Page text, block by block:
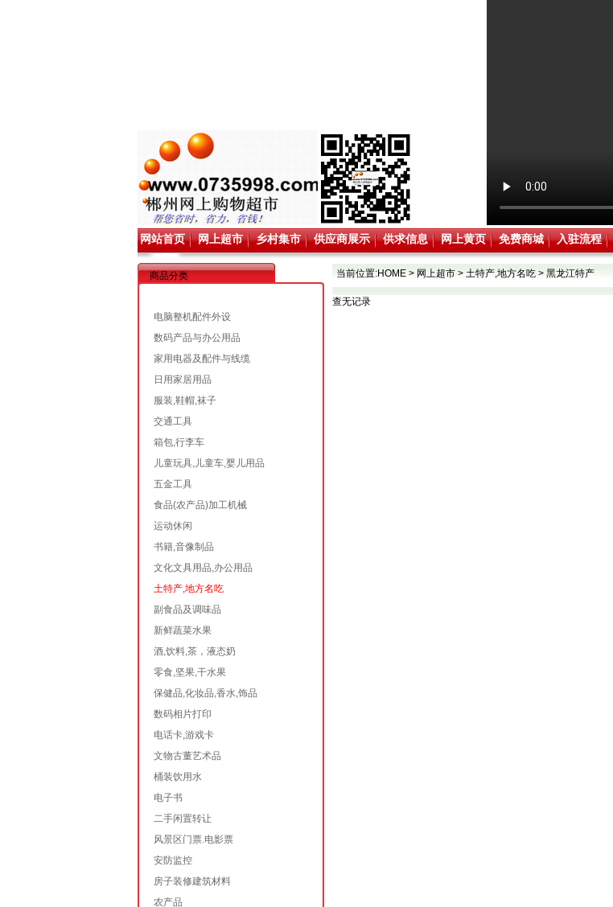
网站首页 网上超市 乡村集市 供应商展示 供求信息 网上黄页 免费商城 入驻流程
商品分类
电脑整机配件外设
数码产品与办公用品
家用电器及配件与线缆
日用家居用品
服装,鞋帽,袜子
交通工具
箱包,行李车
儿童玩具,儿童车,婴儿用品
五金工具
食品(农产品)加工机械
运动休闲
书籍,音像制品
文化文具用品,办公用品
土特产,地方名吃
副食品及调味品
新鲜蔬菜水果
酒,饮料,茶，液态奶
零食,坚果,干水果
保健品,化妆品,香水,饰品
数码相片打印
电话卡,游戏卡
文物古董艺术品
桶装饮用水
电子书
二手闲置转让
风景区门票.电影票
安防监控
房子装修建筑材料
农产品
当前位置:HOME> 网上超市> 土特产,地方名吃> 黑龙江特产
查无记录